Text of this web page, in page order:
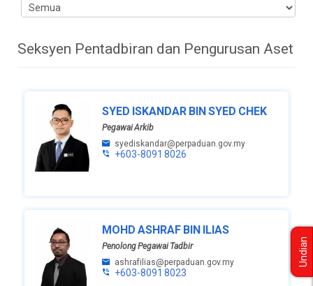
Seksyen Pentadbiran dan Pengurusan Aset
SYED ISKANDAR BIN SYED CHEK
Pegawai Arkib
syediskandar@perpaduan.gov.my
+603-8091 8026
MOHD ASHRAF BIN ILIAS
Penolong Pegawai Tadbir
ashrafilias@perpaduan.gov.my
+603-8091 8023
Undian